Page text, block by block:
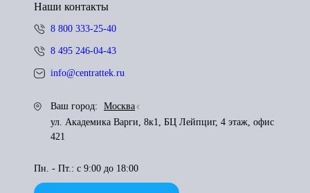
Наши контакты
8 800 333-25-40
8 495 246-04-43
info@centrattek.ru
Ваш город:
Москва
ул. Академика Варги, 8к1, БЦ Лейпциг, 4 этаж, офис
421
Пн. - Пт.: с 9:00 до 18:00